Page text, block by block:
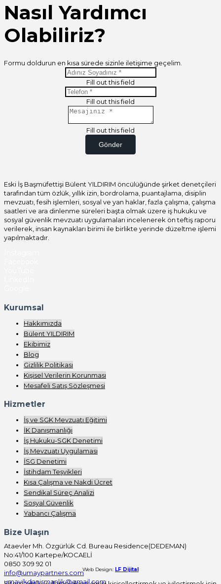
Nasıl Yardımcı
Olabiliriz?
Formu doldurun en kısa sürede sizinle iletişime geçelim.
Fill out this field
Fill out this field
Fill out this field
Gönder
Eski İş Başmüfettişi Bülent YILDIRIM öncülüğünde şirket denetçileri
tarafından tüm özlük, yıllık izin, bordrolama, puantajlama, disiplin
mevzuatı, fesih işlemleri, sosyal ve yan haklar, fazla çalışma, çalışma
saatleri ve ara dinlenme süreleri başta olmak üzere iş hukuku ve
sosyal güvenlik mevzuatı uygulamaları incelenerek ön teftiş raporu
verilerek, insan kaynakları birimi ile birlikte yerinde düzeltme işlemi
yapılmaktadır.
Kurumsal
Hakkımızda
Bülent YILDIRIM
Ekibimiz
Blog
Gizlilik Politikası
Kişisel Verilerin Korunması
Mesafeli Satış Sözleşmesi
Hizmetler
İş ve SGK Mevzuatı Eğitimi
İK Danışmanlığı
İş Hukuku-SGK Denetimi
İş Mevzuatı Uygulaması
İSG Denetimi
İstihdam Teşvikleri
Kısa Çalışma ve Nakdi Ücret
Sendikal Süreç Analizi
Sosyal Güvenlik
Yabancı Çalışma
Bize Ulaşın
Ataevler Mh. Özgürlük Cd. Bureau Residence(DEDEMAN)
No:41/100 Kartepe/KOCAELİ
0850 309 92 01
info@umaypartners.com
umayikdanismanlik@gmail.com
Web Design: LF Dijital